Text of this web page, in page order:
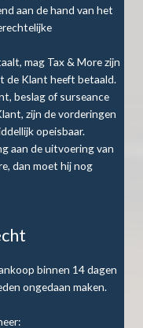
aan de hand van het
mag Tax & More zijn
Klant heeft betaald.
beslag of surseance
zijn de vorderingen
opeisbaar.
aan de uitvoering van
dan moet hij nog
binnen 14 dagen
ongedaan maken.